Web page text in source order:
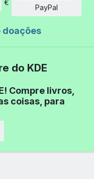
€
PayPal
doações
do KDE
Compre livros,
coisas, para